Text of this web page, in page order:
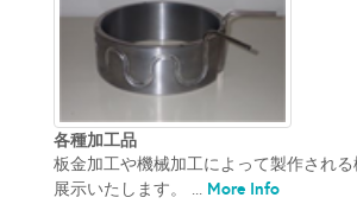
各種加工品
板金加工や機械加工によって製作され
展示いたします。 ... More Info